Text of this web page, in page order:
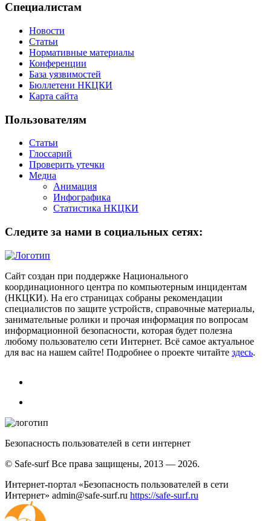
Специалистам
Новости
Статьи
Нормативные материалы
Конференции
База уязвимостей
Бюллетени НКЦКИ
Карта сайта
Пользователям
Статьи
Глоссарий
Проверить утечки
Медиа
Анимация
Инфографика
Статистика НКЦКИ
Следите за нами в социальных сетях:
Сайт создан при поддержке Национального
координационного центра по компьютерным инцидентам
(НКЦКИ). На его страницах собраны рекомендации
специалистов по защите устройств, справочные материалы,
занимательные ролики и прочая информация по вопросам
информационной безопасности, которая будет полезна
любому пользователю сети Интернет. Всё самое актуальное
для вас на нашем сайте! Подробнее о проекте читайте здесь.
Безопасность пользователей в сети интернет
© Safe-surf Все права защищены, 2013 — 2026.
Интернет-портал «Безопасность пользователей в сети
Интернет» admin@safe-surf.ru https://safe-surf.ru